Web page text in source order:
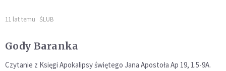
11 lat temu ŚLUB
Gody Baranka
Czytanie z Księgi Apokalipsy świętego Jana Apostoła Ap 19, 1.5-9A.